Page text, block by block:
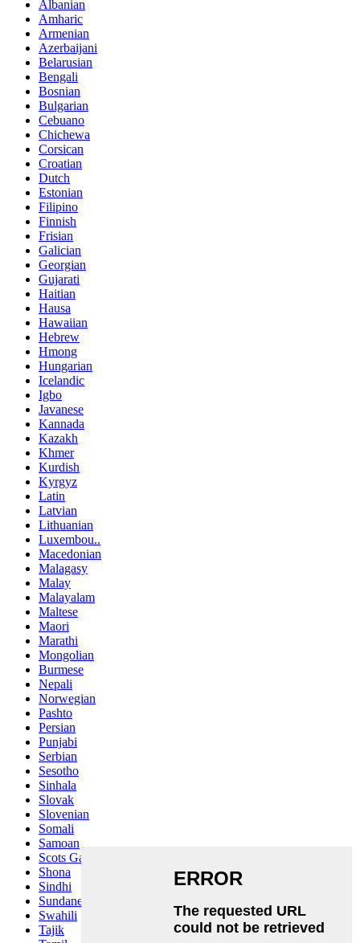
Albanian
Amharic
Armenian
Azerbaijani
Belarusian
Bengali
Bosnian
Bulgarian
Cebuano
Chichewa
Corsican
Croatian
Dutch
Estonian
Filipino
Finnish
Frisian
Galician
Georgian
Gujarati
Haitian
Hausa
Hawaiian
Hebrew
Hmong
Hungarian
Icelandic
Igbo
Javanese
Kannada
Kazakh
Khmer
Kurdish
Kyrgyz
Latin
Latvian
Lithuanian
Luxembou..
Macedonian
Malagasy
Malay
Malayalam
Maltese
Maori
Marathi
Mongolian
Burmese
Nepali
Norwegian
Pashto
Persian
Punjabi
Serbian
Sesotho
Sinhala
Slovak
Slovenian
Somali
Samoan
Scots Gaelic
Shona
Sindhi
Sundanese
Swahili
Tajik